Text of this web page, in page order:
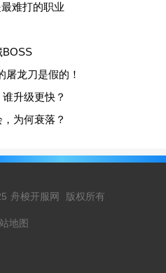
难打的职业
BOSS
屠龙刀是假的！
升级更快？
为何衰落？
舟梭开服网 版权所有
地图